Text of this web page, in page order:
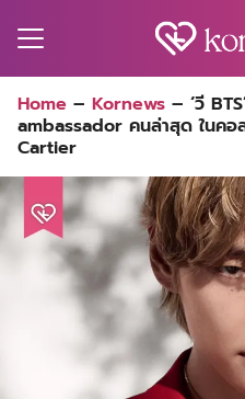
for:
Home – Kornews – ‘วี
ambassador คนล่าสุด ในค
Cartier